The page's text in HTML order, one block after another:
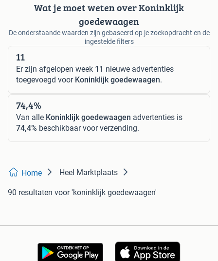
Wat je moet weten over Koninklijk
goedewaagen
De onderstaande waarden zijn gebaseerd op je zoekopdracht en de
ingestelde filters
11
Er zijn afgelopen week 11 nieuwe advertenties
toegevoegd voor Koninklijk goedewaagen.
74,4%
Van alle Koninklijk goedewaagen advertenties is
74,4% beschikbaar voor verzending.
Home Heel Marktplaats
90 resultaten voor 'koninklijk goedewaagen'